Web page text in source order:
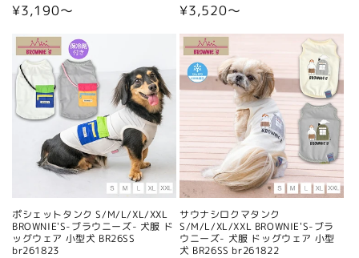
通
価
格
¥3,190〜
通
常
価
格
¥3,520〜
ポシェットタンク S/M/L/XL/XXL
BROWNIE'S-ブラウニーズ- 犬服 ド
ッグウェア 小型犬 BR26SS
br261823
サウナシロクマタンク
S/M/L/XL/XXL BROWNIE'S-ブラ
ウニーズ- 犬服 ドッグウェア 小型
犬 BR26SS br261822